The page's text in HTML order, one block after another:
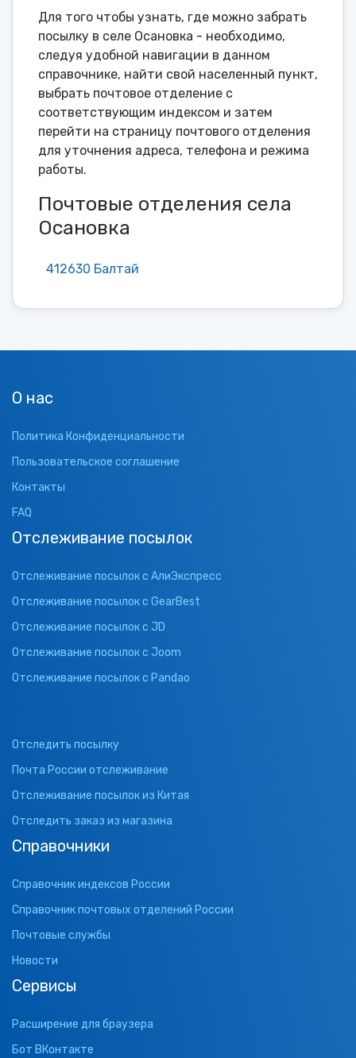
Для того чтобы узнать, где можно забрать
посылку в селе Осановка - необходимо,
следуя удобной навигации в данном
справочнике, найти свой населенный пункт,
выбрать почтовое отделение с
соответствующим индексом и затем
перейти на страницу почтового отделения
для уточнения адреса, телефона и режима
работы.
Почтовые отделения села
Осановка
412630 Балтай
О нас
Политика Конфиденциальности
Пользовательское соглашение
Контакты
FAQ
Отслеживание посылок
Отслеживание посылок с АлиЭкспресс
Отслеживание посылок с GearBest
Отслеживание посылок с JD
Отслеживание посылок с Joom
Отслеживание посылок с Pandao
Отследить посылку
Почта России отслеживание
Отслеживание посылок из Китая
Отследить заказ из магазина
Справочники
Справочник индексов России
Справочник почтовых отделений России
Почтовые службы
Новости
Сервисы
Расширение для браузера
Бот ВКонтакте